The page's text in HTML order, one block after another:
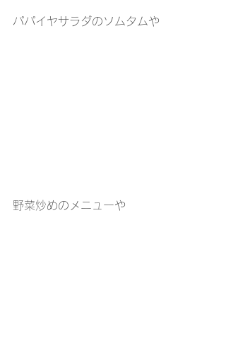
パパイヤサラダのソムタムや
野菜炒めのメニューや